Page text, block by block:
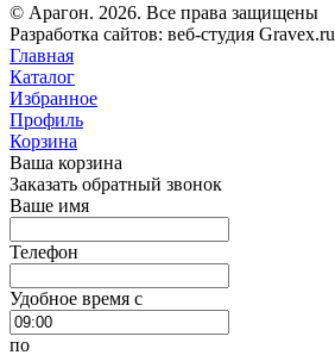
© Арагон. 2026. Все права защищены
Разработка сайтов: веб-студия Gravex.ru
Главная
Каталог
Избранное
Профиль
Корзина
Ваша корзина
Заказать обратный звонок
Ваше имя
Телефон
Удобное время c
по